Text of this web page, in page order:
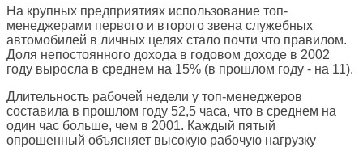
На крупных предприятиях использование топ-
менеджерами первого и второго звена служебных
автомобилей в личных целях стало почти что правилом.
Доля непостоянного дохода в годовом доходе в 2002
году выросла в среднем на 15% (в прошлом году - на 11).
Длительность рабочей недели у топ-менеджеров
составила в прошлом году 52,5 часа, что в среднем на
один час больше, чем в 2001. Каждый пятый
опрошенный объясняет высокую рабочую нагрузку